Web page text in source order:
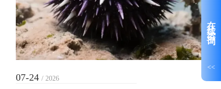
在线咨询
<<
07-24 / 2026